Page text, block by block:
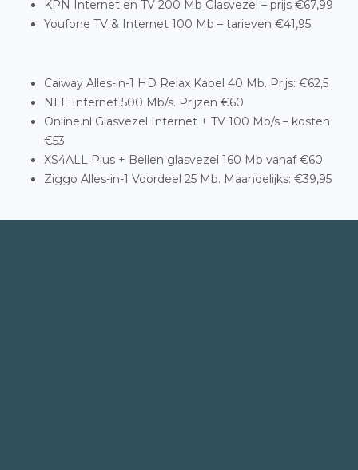
KPN Internet en TV 200 Mb Glasvezel – prijs €67,99
Youfone TV & Internet 100 Mb – tarieven €41,95
Caiway Alles-in-1 HD Relax Kabel 40 Mb. Prijs: €62,5
NLE Internet 500 Mb/s. Prijzen €60
Online.nl Glasvezel Internet + TV 100 Mb/s – kosten
€53
XS4ALL Plus + Bellen glasvezel 160 Mb vanaf €60
Ziggo Alles-in-1 Voordeel 25 Mb. Maandelijks: €39,95